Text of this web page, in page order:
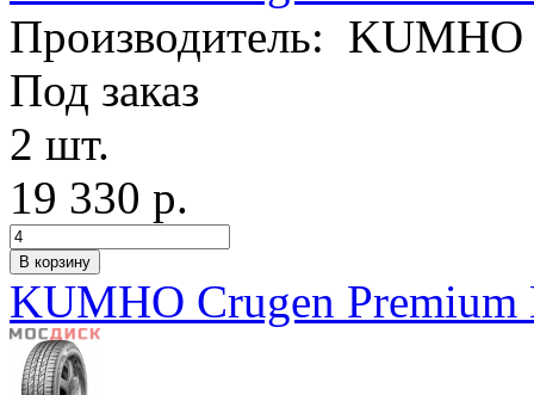
Производитель: KUMHO
Под заказ
2 шт.
19 330 р.
KUMHO Crugen